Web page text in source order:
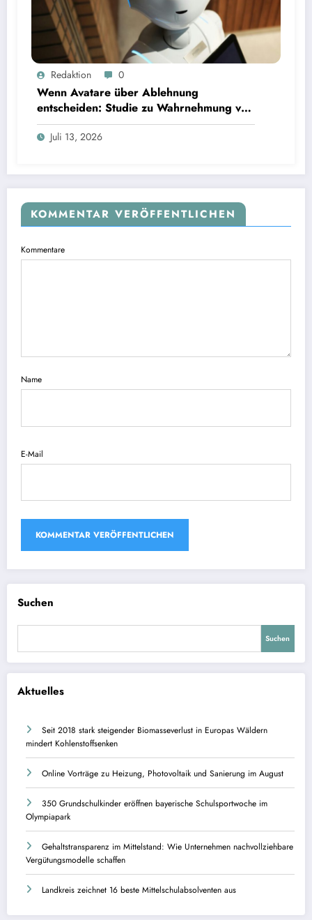
Wenn Avatare über Ablehnung entscheiden: Studie zu Wahrnehmung von Fairness bei KI-
InterviewsRedaktion 0
Wenn Avatare über Ablehnung
entscheiden: Studie zu Wahrnehmung von
Fairness bei KI-Interviews
Juli 13, 2026
KOMMENTAR VERÖFFENTLICHEN
Kommentare
Name
E-Mail
Suchen
Suchen
Aktuelles
Seit 2018 stark steigender Biomasseverlust in Europas Wäldern
mindert Kohlenstoffsenken
Online Vorträge zu Heizung, Photovoltaik und Sanierung im August
350 Grundschulkinder eröffnen bayerische Schulsportwoche im
Olympiapark
Gehaltstransparenz im Mittelstand: Wie Unternehmen nachvollziehbare
Vergütungsmodelle schaffen
Landkreis zeichnet 16 beste Mittelschulabsolventen aus